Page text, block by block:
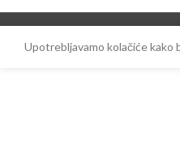
Upotrebljavamo kolačiće kako